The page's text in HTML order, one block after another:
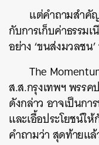
แต่คำถามสำคั
กับการเก็บค่าธรรม
อย่าง ‘ขนส่งมวลชน
The
ส.ส.กรุงเทพฯ พรร
ดังกล่าว อาจเป็นก
และเอื้อประโยชน์ใ
คำถามว่า สุดท้ายแ